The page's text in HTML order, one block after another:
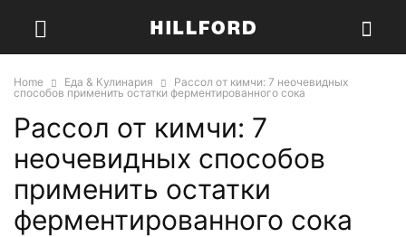
Home Еда & Кулинария
Рассол от кимчи: 7 неочевидных
способов применить остатки ферментированного сока
Рассол от кимчи: 7
неочевидных способов
применить остатки
ферментированного сока